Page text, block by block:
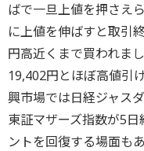
ばで一旦上値を押さえ
に上値を伸ばすと取引
円高近くまで買われま
19,402円とほぼ高値引
興市場では日経ジャス
東証マザーズ指数が5
ントを回復する場面も